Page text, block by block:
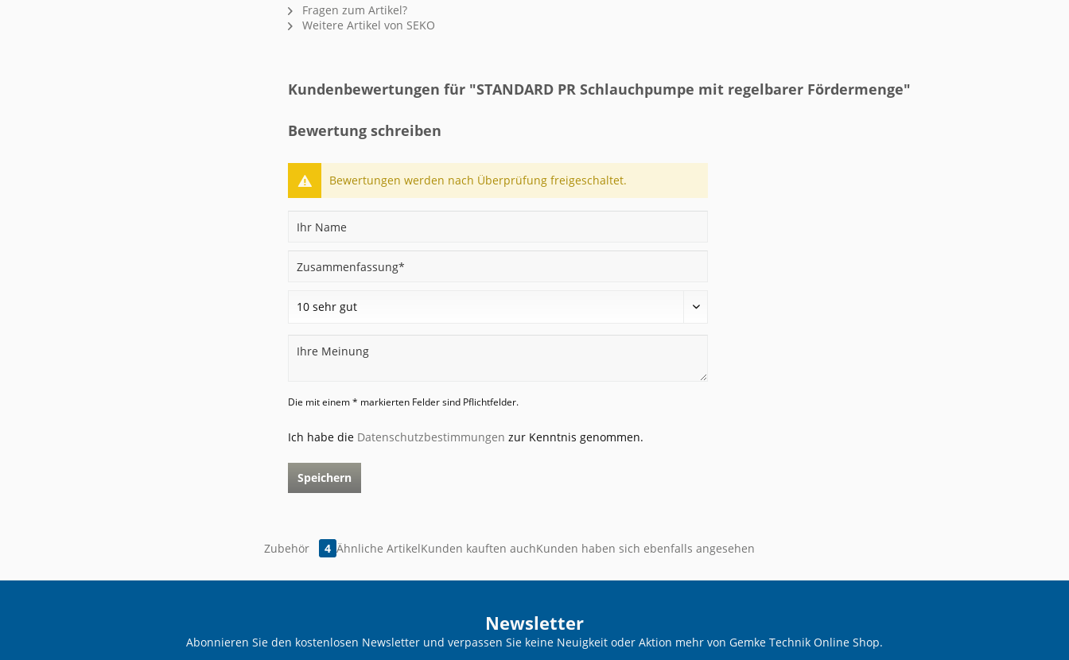
Fragen zum Artikel?
Weitere Artikel von SEKO
Kundenbewertungen für "STANDARD PR Schlauchpumpe mit regelbarer Fördermenge"
Bewertung schreiben
Bewertungen werden nach Überprüfung freigeschaltet.
Die mit einem * markierten Felder sind Pflichtfelder.
Ich habe die Datenschutzbestimmungen zur Kenntnis genommen.
Speichern
Zubehör 4 Ähnliche ArtikelKunden kauften auchKunden haben sich ebenfalls angesehen
Newsletter
Abonnieren Sie den kostenlosen Newsletter und verpassen Sie keine Neuigkeit oder Aktion mehr von Gemke Technik Online Shop.